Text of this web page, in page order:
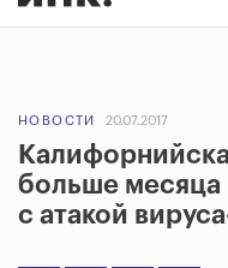
НОВОСТИ 20.07.2017
больше месяца
с атакой